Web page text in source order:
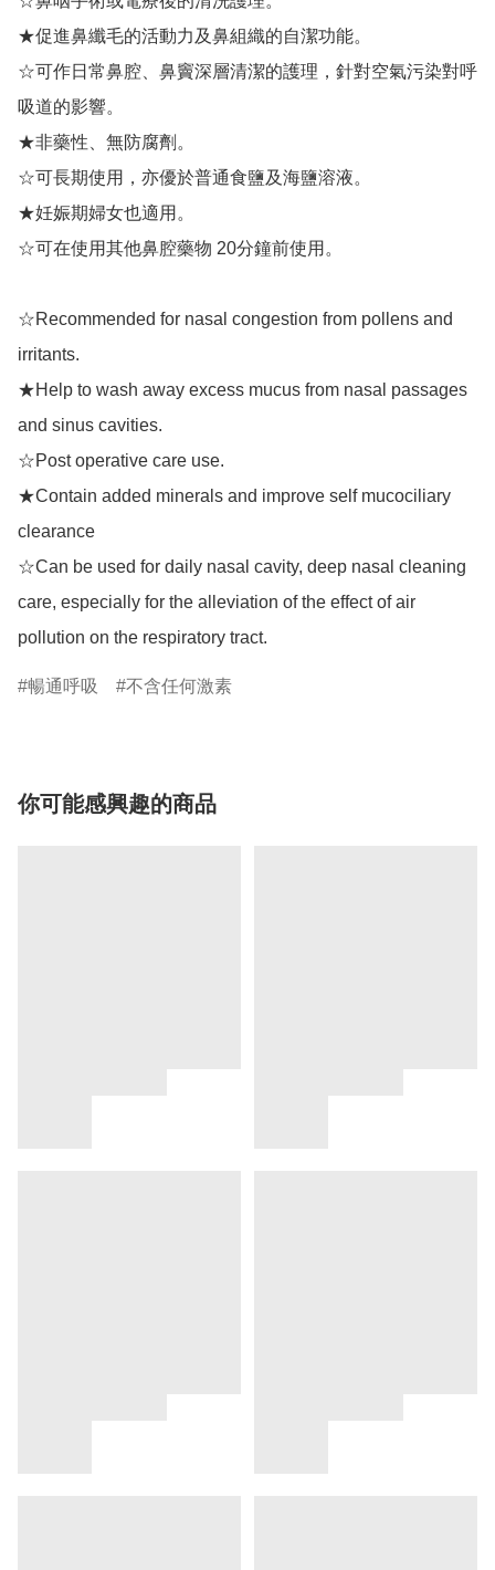
★促進鼻纖毛的活動力及鼻組織的自潔功能。
☆可作日常鼻腔、鼻竇深層清潔的護理，針對空氣污染對呼
吸道的影響。
★非藥性、無防腐劑。
☆可長期使用，亦優於普通食鹽及海鹽溶液。
★妊娠期婦女也適用。
☆可在使用其他鼻腔藥物 20分鐘前使用。
☆Recommended for nasal congestion from pollens and
irritants.
★Help to wash away excess mucus from nasal passages
and sinus cavities.
☆Post operative care use.
★Contain added minerals and improve self mucociliary
clearance
☆Can be used for daily nasal cavity, deep nasal cleaning
care, especially for the alleviation of the effect of air
pollution on the respiratory tract.
暢通呼吸 不含任何激素
你可能感興趣的商品